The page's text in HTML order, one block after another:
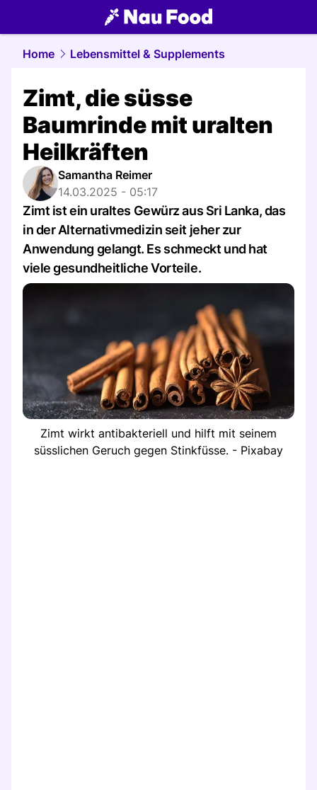
food.NAU.ch
Home Lebensmittel & Supplements
Zimt, die süsse
Baumrinde mit uralten
Heilkräften
Samantha Reimer
14.03.2025 - 05:17
Zimt ist ein uraltes Gewürz aus Sri Lanka, das
in der Alternativmedizin seit jeher zur
Anwendung gelangt. Es schmeckt und hat
viele gesundheitliche Vorteile.
Zimt wirkt antibakteriell und hilft mit seinem
süsslichen Geruch gegen Stinkfüsse. - Pixabay